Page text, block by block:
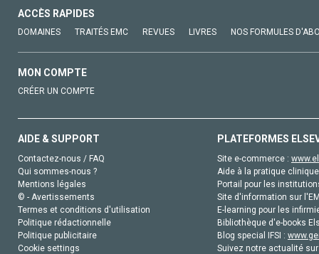
ACCÈS RAPIDES
DOMAINES TRAITÉS EMC REVUES LIVRES NOS FORMULES
MON COMPTE
CRÉER UN COMPTE
AIDE & SUPPORT
Contactez-nous / FAQ
Qui sommes-nous ?
Mentions légales
© - Avertissements
Termes et conditions d'utilisation
Politique rédactionnelle
Politique publicitaire
Cookie settings
PLATEFORMES
Site e-commerce :
Aide à la pratique
Portail pour les
Site d'information sur
E-learning pour les
Bibliothèque d'e-books
Blog special IFSI :
Suivez notre actualité